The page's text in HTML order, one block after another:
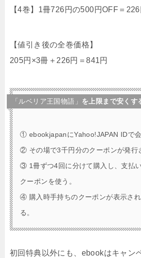
【4巻】1冊726円の500円OFF＝226
【値引き後の全巻価格】
205円×3冊＋226円＝841円
「ルベリア王国物語」 を上限まで安くす
① ebookjapanにYahoo!JAPAN IDで会
② その場で3千円分のクーポンが発行
③ 1冊ずつ4回に分けて購入し、支払
クーポンを使う。
④ 購入時手持ちのクーポンが表示さ
る。
初回特典以外にも、ebookはキャン